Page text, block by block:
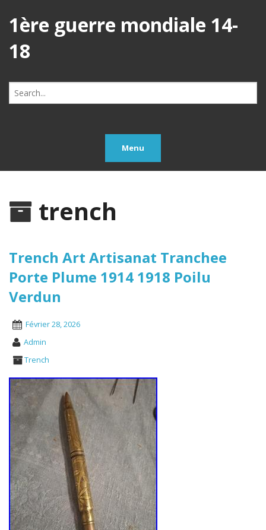
1ère guerre mondiale 14-
18
Search
for:
Menu
trench
Trench Art Artisanat Tranchee
Porte Plume 1914 1918 Poilu
Verdun
Février 28, 2026
Admin
Trench